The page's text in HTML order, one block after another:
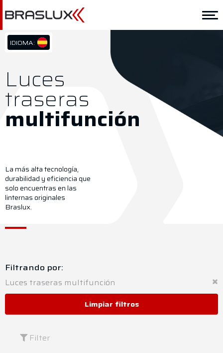
Home
Braslux
Aplicación
Downloads
IDIOMA:
PT/BR
ES/ES
Luces
traseras
multifunción
La más alta tecnología,
durabilidad y eficiencia que
solo encuentras en las
linternas originales
Braslux.
Filtrando por:
Luces traseras multifunción
Limpiar filtros
Filter